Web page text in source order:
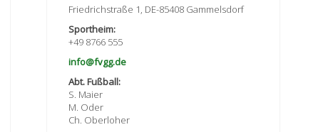
Friedrichstraße 1, DE-85408 Gammelsdorf
Sportheim:
+49 8766 555
info@fvgg.de
Abt. Fußball:
S. Maier
M. Oder
Ch. Oberloher